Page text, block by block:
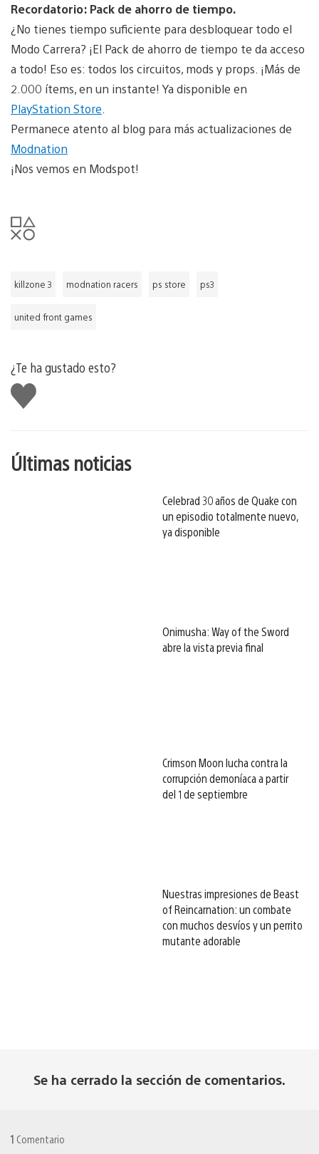
Recordatorio: Pack de ahorro de tiempo.
¿No tienes tiempo suficiente para desbloquear todo el
Modo Carrera? ¡El Pack de ahorro de tiempo te da acceso
a todo! Eso es: todos los circuitos, mods y props. ¡Más de
2.000 ítems, en un instante! Ya disponible en
PlayStation Store
Permanece atento al blog para más actualizaciones de
Modnation
¡Nos vemos en Modspot!
killzone 3 modnation racers ps store ps3
united front games
¿Te ha gustado esto?
Me
gusta
Últimas noticias
Celebrad 30 años de Quake con
un episodio totalmente nuevo,
ya disponible
Onimusha: Way of the Sword
abre la vista previa final
Crimson Moon lucha contra la
corrupción demoníaca a partir
del 1 de septiembre
Nuestras impresiones de Beast
of Reincarnation: un combate
con muchos desvíos y un perrito
mutante adorable
Se ha cerrado la sección de comentarios.
1 Comentario